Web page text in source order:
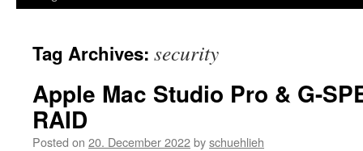
Tag Archives: security
Apple Mac Studio Pro & G-
RAID
Posted on 20. December 2022byschuehlieh